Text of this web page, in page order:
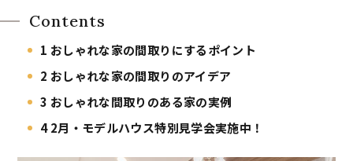
Contents
1 おしゃれな家の間取りにするポイント
2 おしゃれな家の間取りのアイデア
3 おしゃれな間取りのある家の実例
42月・モデルハウス特別見学会実施中！